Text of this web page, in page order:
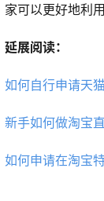
家可以更好地利
延展阅读：
如何自行申请天
新手如何做淘宝
如何申请在淘宝